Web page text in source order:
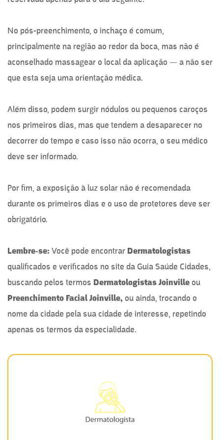
No pós-preenchimento, o inchaço é comum,
principalmente na região ao redor da boca, mas não é
aconselhado massagear o local da aplicação — a não ser
que esta seja uma orientação médica.
Além disso, podem surgir nódulos ou pequenos caroços
nos primeiros dias, mas que tendem a desaparecer no
decorrer do tempo e caso isso não ocorra, o seu médico
deve ser informado.
Por fim, a exposição à luz solar não é recomendada
durante os primeiros dias e o uso de protetores deve ser
obrigatório.
Lembre-se: Você pode encontrar Dermatologistas
qualificados e verificados no site da Guia Saúde Cidades,
buscando pelos termos Dermatologistas Joinville ou
Preenchimento Facial Joinville, ou ainda, trocando o
nome da cidade pela sua cidade de interesse, repetindo
apenas os termos da especialidade.